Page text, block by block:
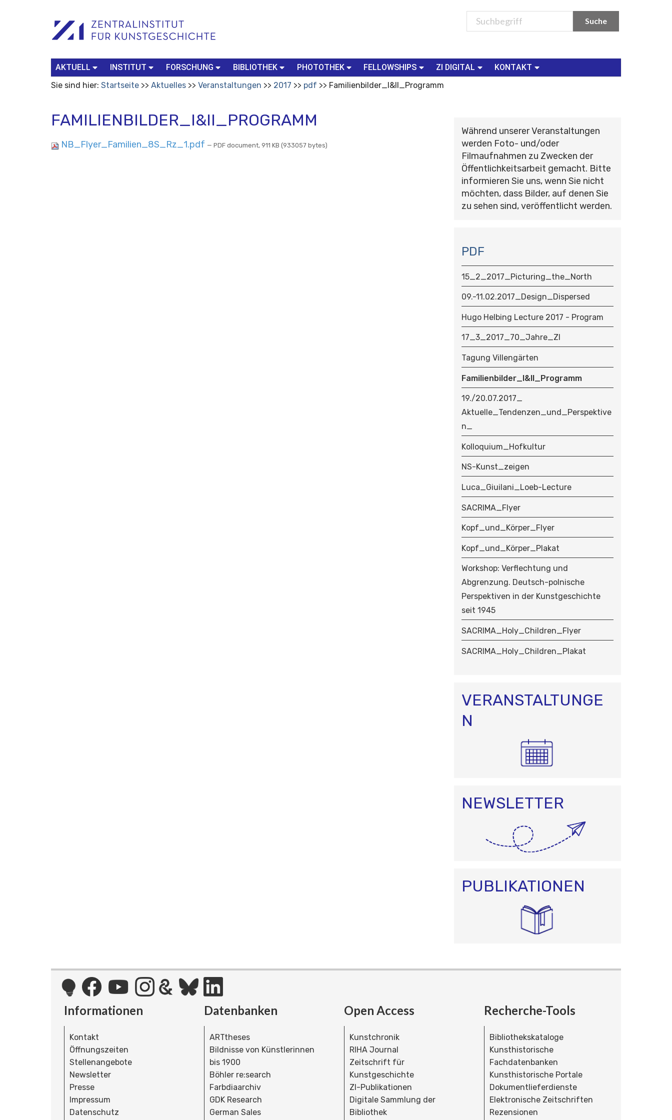
Werkzeuge
Search…
AKTUELL INSTITUT FORSCHUNG BIBLIOTHEK PHOTOTHEK FELLOWSHIPS ZI DIGITAL
KONTAKT
Sie sind hier: Startseite Aktuelles Veranstaltungen 2017 pdf Familienbilder_I&II_Programm
FAMILIENBILDER_I&II_PROGRAMM
NB_Flyer_Familien_8S_Rz_1.pdf — PDF document, 911 KB (933057 bytes)
Während unserer Veranstaltungen
werden Foto- und/oder
Filmaufnahmen zu Zwecken der
Öffentlichkeitsarbeit gemacht. Bitte
informieren Sie uns, wenn Sie nicht
möchten, dass Bilder, auf denen Sie
zu sehen sind, veröffentlicht werden.
A
V
I
G
A
T
I
O
N
PDF
15_2_2017_Picturing_the_North
09.-11.02.2017_Design_Dispersed
Hugo Helbing Lecture 2017 - Program
17_3_2017_70_Jahre_ZI
Tagung Villengärten
Familienbilder_I&II_Programm
19./20.07.2017_
Aktuelle_Tendenzen_und_Perspektive
n_
Kolloquium_Hofkultur
NS-Kunst_zeigen
Luca_Giuilani_Loeb-Lecture
SACRIMA_Flyer
Kopf_und_Körper_Flyer
Kopf_und_Körper_Plakat
Workshop: Verflechtung und
Abgrenzung. Deutsch-polnische
Perspektiven in der Kunstgeschichte
seit 1945
SACRIMA_Holy_Children_Flyer
SACRIMA_Holy_Children_Plakat
VERANSTALTUNGE
N
NEWSLETTER
PUBLIKATIONEN
Informationen
Kontakt
Öffnungszeiten
Stellenangebote
Newsletter
Presse
Impressum
Datenschutz
Datenbanken
ARTtheses
Bildnisse von Künstlerinnen
bis 1900
Böhler re:search
Farbdiaarchiv
GDK Research
German Sales
Open Access
Kunstchronik
RIHA Journal
Zeitschrift für
Kunstgeschichte
ZI-Publikationen
Digitale Sammlung der
Bibliothek
Recherche-Tools
Bibliothekskataloge
Kunsthistorische
Fachdatenbanken
Kunsthistorische Portale
Dokumentlieferdienste
Elektronische Zeitschriften
Rezensionen